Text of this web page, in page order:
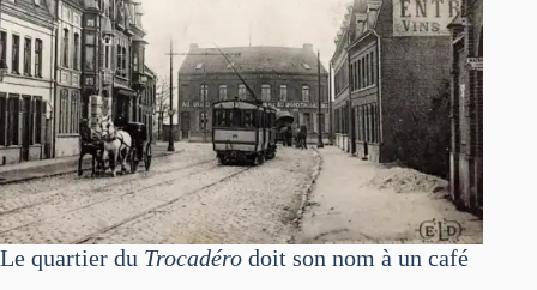
Le quartier du Trocadéro doit son nom à un café